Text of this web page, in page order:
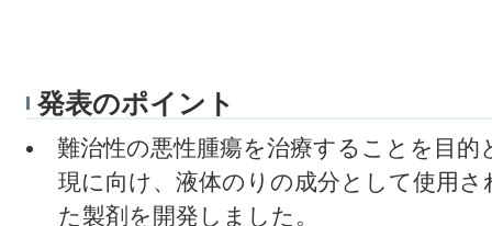
発表のポイント
難治性の悪性腫瘍を治療することを目
現に向け、液体のりの成分として使用
た製剤を開発しました。